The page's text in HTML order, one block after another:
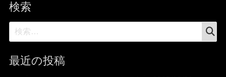
検索
検
索:
最近の投稿